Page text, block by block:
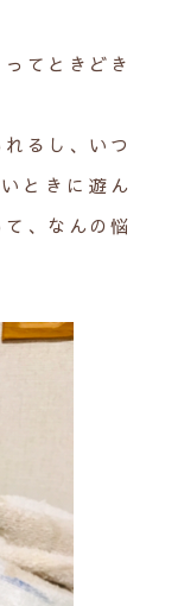
てときどき
るし、いつ
ときに遊ん
、なんの悩